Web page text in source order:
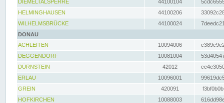
DIEMELTALSPERRE
44100104
HELMINGHAUSEN
44100206
WILHELMSBRÜCKE
44100024
DONAU
ACHLEITEN
10094006
DEGGENDORF
10081004
DÜRNSTEIN
42012
ERLAU
10096001
GREIN
420091
HOFKIRCHEN
10088003